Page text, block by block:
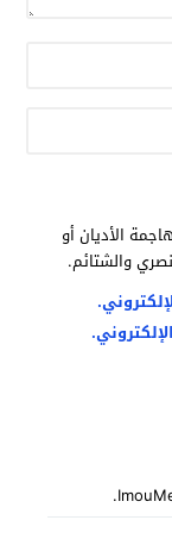
الأديان أو
والشتائم.